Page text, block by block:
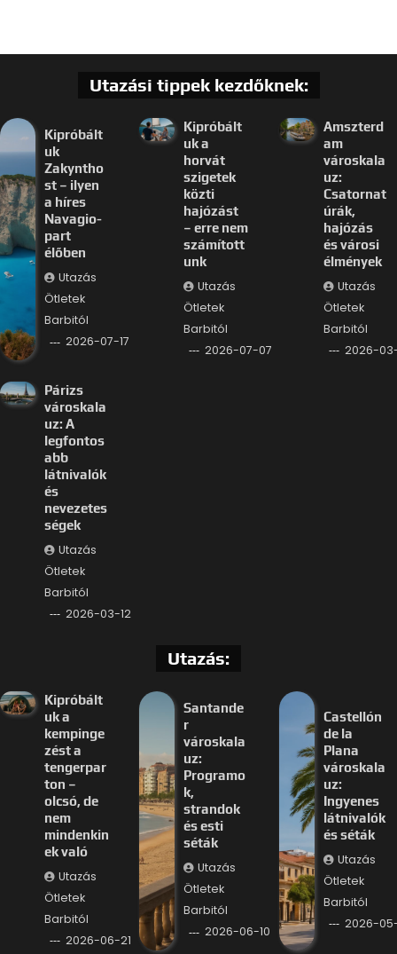
Utazási tippek kezdőknek:
Kipróbált
uk
Zakyntho
st – ilyen
a híres
Navagio-
part
élőben
Utazás
Ötletek
Barbitól
2026-07-17
Kipróbált
uk a
horvát
szigetek
közti
hajózást
– erre nem
számított
unk
Utazás
Ötletek
Barbitól
2026-07-07
Amszterd
am
városkala
uz:
Csatornat
úrák,
hajózás
és városi
élmények
Utazás
Ötletek
Barbitól
2026-
Párizs
városkala
uz: A
legfontos
abb
látnivalók
és
nevezetes
ségek
Utazás
Ötletek
Barbitól
2026-03-12
Utazás:
Kipróbált
uk a
kempinge
zést a
tengerpar
ton –
olcsó, de
nem
mindenkin
ek való
Utazás
Ötletek
Barbitól
2026-06-21
Santande
r
városkala
uz:
Programo
k,
strandok
és esti
séták
Utazás
Ötletek
Barbitól
2026-06-10
Castellón
de la
Plana
városkala
uz:
Ingyenes
látnivalók
és séták
Utazás
Ötletek
Barbitól
2026-